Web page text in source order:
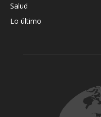
Salud
Lo último